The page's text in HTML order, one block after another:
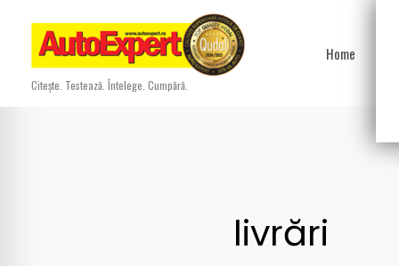
content
Citește. Testează. Întelege. Cumpără.
Home
livrări